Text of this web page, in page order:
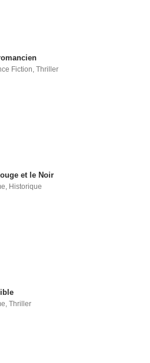
Fiction ,Thriller
et le Noir
, Historique
,Thriller